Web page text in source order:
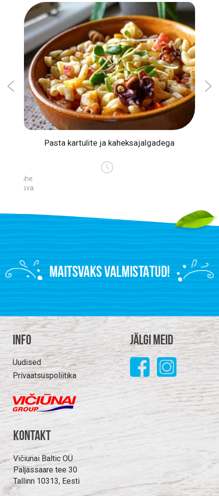
Vähe
rasva
Pasta kartulite ja kaheksajalgadega
Info
Uudised
Privaatsuspoliitika
Jälgi meid
Kontakt
Vičiunai Baltic OÜ
Paljassaare tee 30
Tallinn 10313, Eesti